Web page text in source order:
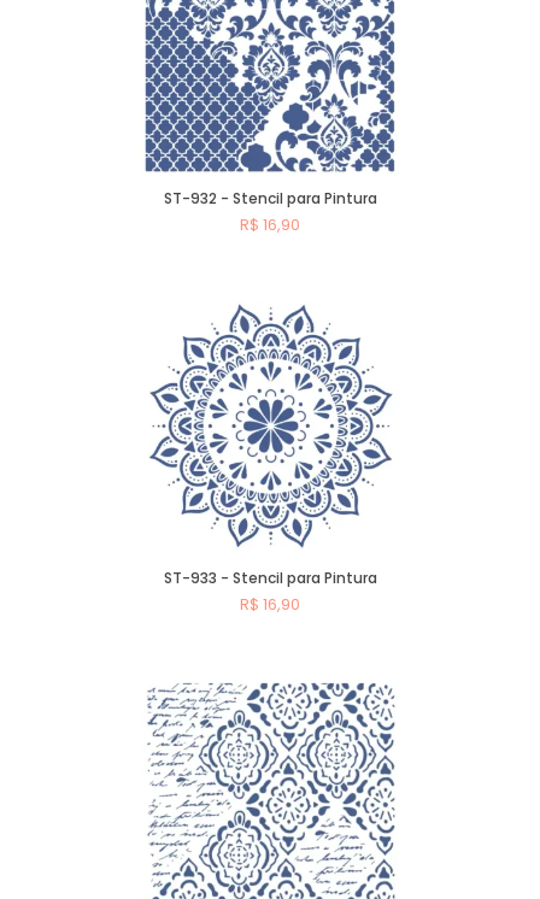
ST-932 - Stencil para Pintura
R$ 16,90
ST-933 - Stencil para Pintura
R$ 16,90